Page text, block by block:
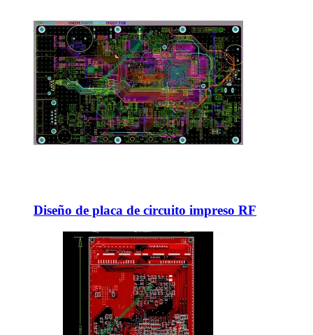
Diseño de placa de circuito impreso RF